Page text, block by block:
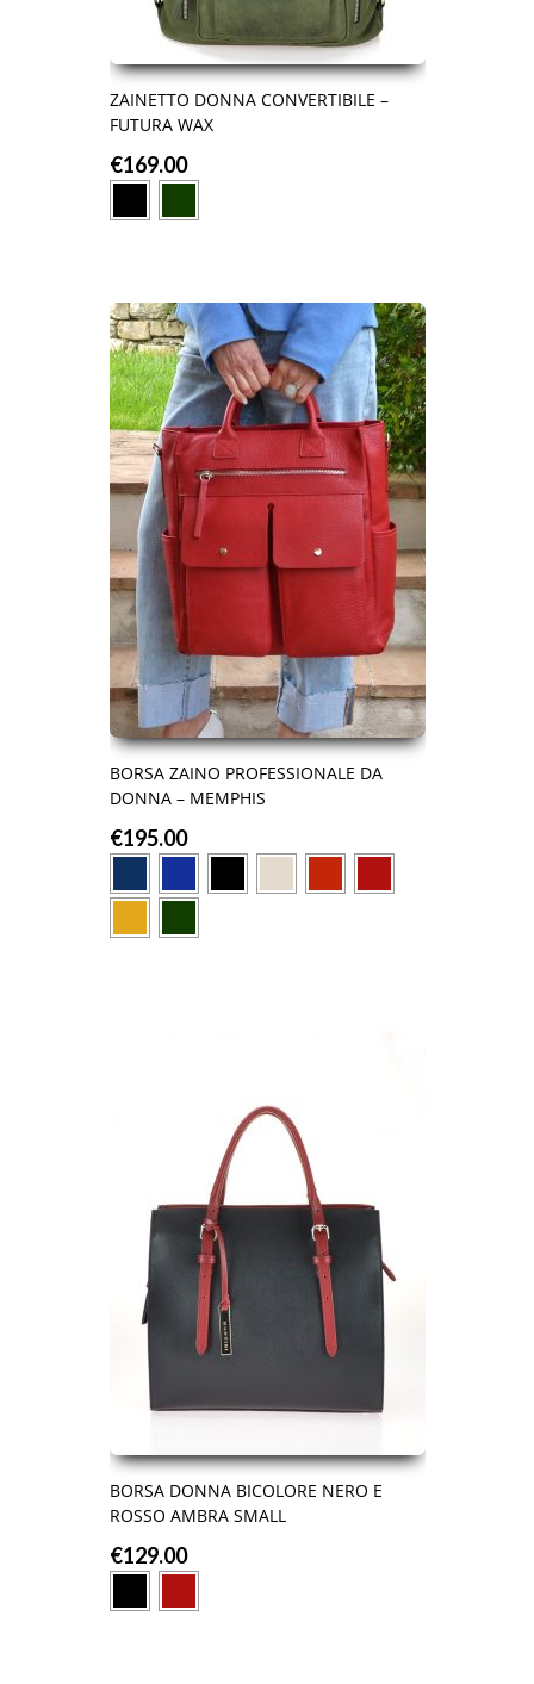
ZAINETTO DONNA CONVERTIBILE –
FUTURA WAX
€169.00
BORSA ZAINO PROFESSIONALE DA
DONNA – MEMPHIS
€195.00
BORSA DONNA BICOLORE NERO E
ROSSO AMBRA SMALL
€129.00